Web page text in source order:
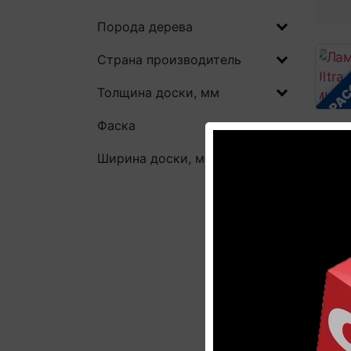
Порода дерева
Страна производитель
Толщина доски, мм
Фаска
Ширина доски, мм
В